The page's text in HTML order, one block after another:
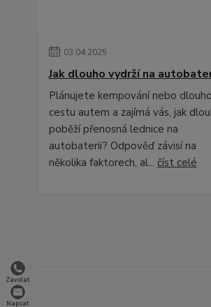
Zavolat
Napsat
03.04.2025
Jak dlouho vydrží na
Plánujete kempování nebo
cestu autem a zajímá vás, jak
poběží přenosná lednice na
autobaterii? Odpověď závisí na
několika faktorech, al... číst celé